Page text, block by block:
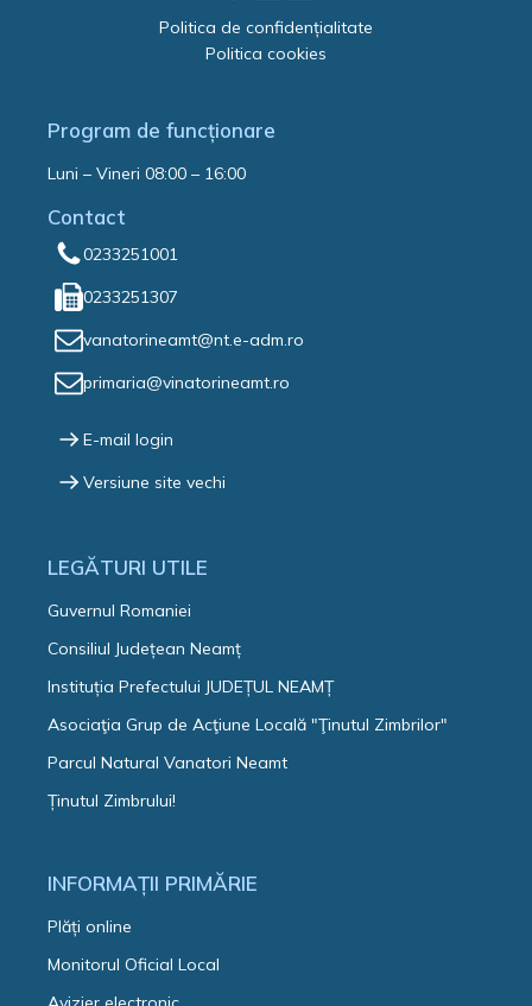
Politica de confidențialitate
Politica cookies
Program de funcționare
Luni – Vineri 08:00 – 16:00
Contact
0233251001
0233251307
vanatorineamt@nt.e-adm.ro
primaria@vinatorineamt.ro
E-mail login
Versiune site vechi
LEGĂTURI UTILE
Guvernul Romaniei
Consiliul Județean Neamț
Instituția Prefectului JUDEȚUL NEAMȚ
Asociaţia Grup de Acţiune Locală "Ţinutul Zimbrilor"
Parcul Natural Vanatori Neamt
Ținutul Zimbrului!
INFORMAȚII PRIMĂRIE
Plăți online
Monitorul Oficial Local